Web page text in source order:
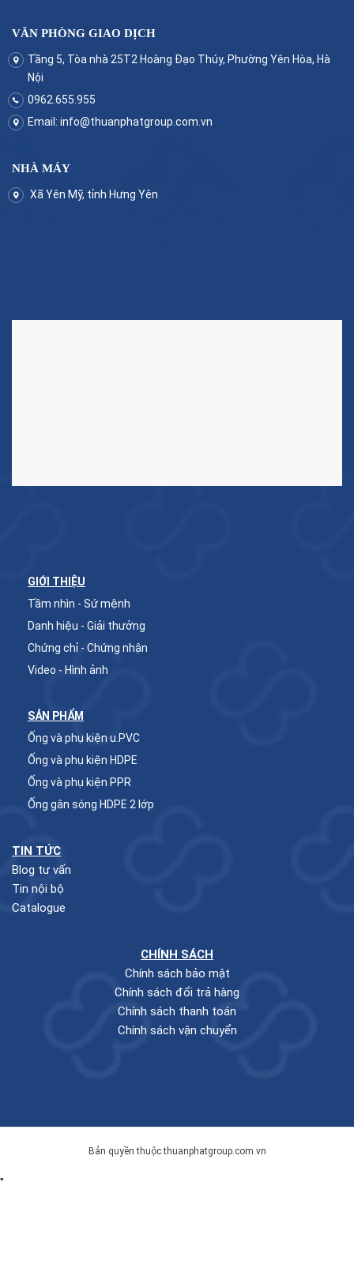
VĂN PHÒNG GIAO DỊCH
Tầng 5, Tòa nhà 25T2 Hoàng Đạo Thúy, Phường Yên Hòa, Hà
Nội
0962.655.955
Email: info@thuanphatgroup.com.vn
NHÀ MÁY
Xã Yên Mỹ, tỉnh Hưng Yên
GIỚI THIỆU
Tầm nhìn - Sứ mệnh
Danh hiệu - Giải thưởng
Chứng chỉ - Chứng nhận
Video - Hình ảnh
SẢN PHẨM
Ống và phụ kiện u.PVC
Ống và phụ kiện HDPE
Ống và phụ kiện PPR
Ống gân sóng HDPE 2 lớp
TIN TỨC
Blog tư vấn
Tin nội bộ
Catalogue
CHÍNH SÁCH
Chính sách bảo mật
Chính sách đổi trả hàng
Chính sách thanh toán
Chính sách vận chuyển
Bản quyền thuộc thuanphatgroup.com.vn
"